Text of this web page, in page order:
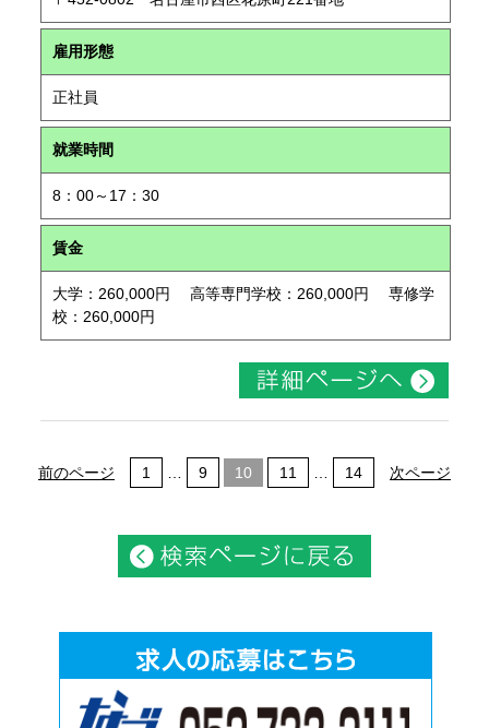
雇用形態
正社員
就業時間
8：00～17：30
賃金
大学：260,000円 高等専門学校：260,000円 専修学
校：260,000円
前のページ 1 9 10 11 14 次ページ